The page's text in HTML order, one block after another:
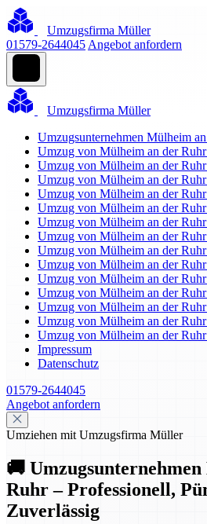
Umzugsfirma Müller
01579-2644045 Angebot anfordern
Umzugsfirma Müller
Umzugsunternehmen Mülheim
Umzug von Mülheim an der
Umzug von Mülheim an der
Umzug von Mülheim an der
Umzug von Mülheim an der
Umzug von Mülheim an der
Umzug von Mülheim an der
Umzug von Mülheim an der
Umzug von Mülheim an der
Umzug von Mülheim an der
Umzug von Mülheim an der Ruhr
Umzug von Mülheim an der
Umzug von Mülheim an der
Umzug von Mülheim an der
Umzug von Mülheim an der
Impressum
Datenschutz
01579-2644045
Angebot anfordern
Umziehen mit Umzugsfirma Müller
🚚
Ruhr – Professionell,
Zuverlässig